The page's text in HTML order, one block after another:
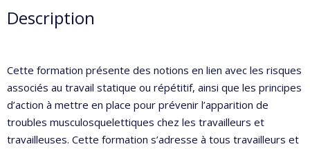
Description
Cette formation présente des notions en lien avec les risques
associés au travail statique ou répétitif, ainsi que les principes
d’action à mettre en place pour prévenir l’apparition de
troubles musculosquelettiques chez les travailleurs et
travailleuses. Cette formation s’adresse à tous travailleurs et